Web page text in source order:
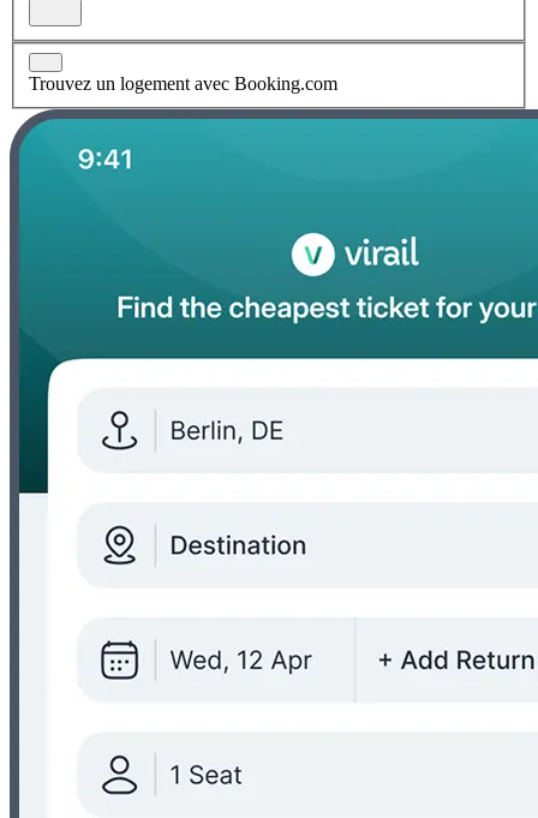
Trouvez un logement avec Booking.com